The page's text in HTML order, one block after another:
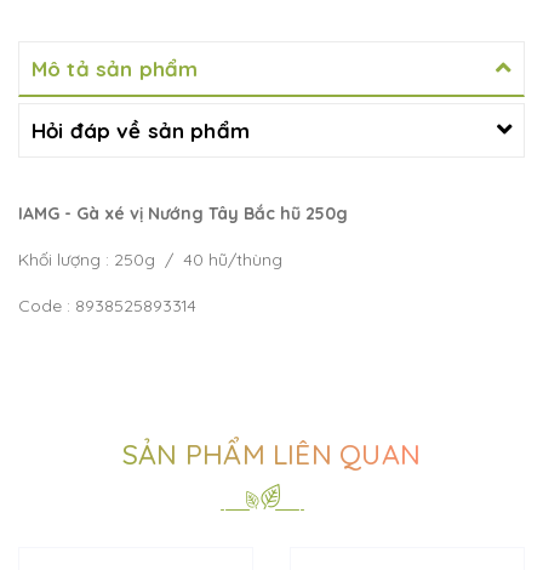
Mô tả sản phẩm
Hỏi đáp về sản phẩm
IAMG - Gà xé vị Nướng Tây Bắc hũ 250g
Khối lượng : 250g / 40 hũ/thùng
Code : 8938525893314
SẢN PHẨM LIÊN QUAN